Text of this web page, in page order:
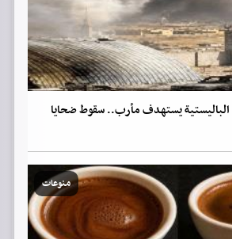
الباليستية يستهدف مأرب.. سقوط ضحايا
منوعات